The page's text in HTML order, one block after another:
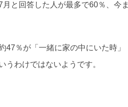
と回答した人が最多で60％、今ま
47％が「一緒に家の中にいた時」
うわけではないようです。